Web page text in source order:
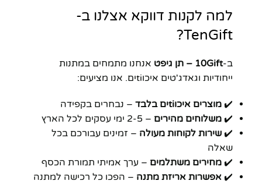
למה לקנות דווקא אצלנו ב-
TenGift?
ב-10Gift – תן גיפט
אנחנו מתמחים במתנות
ייחודיות וגאדג'טים איכוtiים. אנו מציעים:
✔️ מוצרים איכוtiים בלבד
– נבחרים בקפידה
✔️ משלוחים מהירים – 2-5 ימי עסקים לכל הארץ
✔️ שירות לקוחות מעולה – זמינים עבורכם בכל
שאלה
✔️ מחירים משתלמים – ערך אמיתי תמורת הכסף
✔️ אפשרות אריזת מתנה – הפכו כל רכישה למתנה